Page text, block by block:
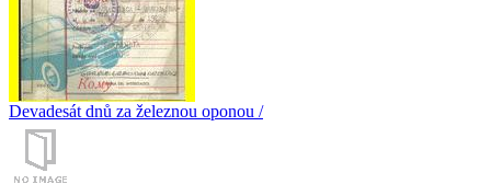
Devadesát dnů za železnou oponou /